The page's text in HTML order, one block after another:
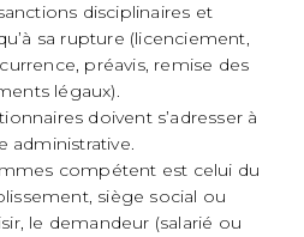
disciplinaires et
sa rupture (licenciement,
préavis, remise des
légaux).
doivent s’adresser à
administrative.
compétent est celui du
siège social ou
le demandeur (salarié ou